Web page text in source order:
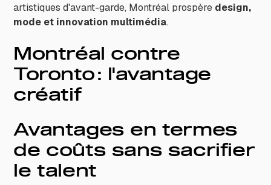
artistiques d'avant-garde, Montréal prospère design,
mode et innovation multimédia.
Montréal contre
Toronto : l'avantage
créatif
Avantages en termes
de coûts sans sacrifier
le talent